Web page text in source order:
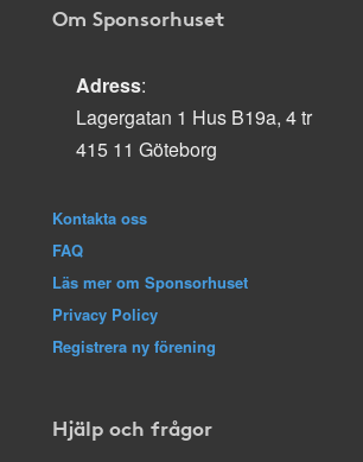
Om Sponsorhuset
Adress:
Lagergatan 1 Hus B19a, 4 tr
415 11 Göteborg
Kontakta oss
FAQ
Läs mer om Sponsorhuset
Privacy Policy
Registrera ny förening
Hjälp och frågor